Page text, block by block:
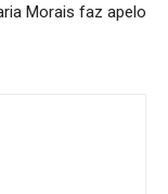
Morais faz apelo